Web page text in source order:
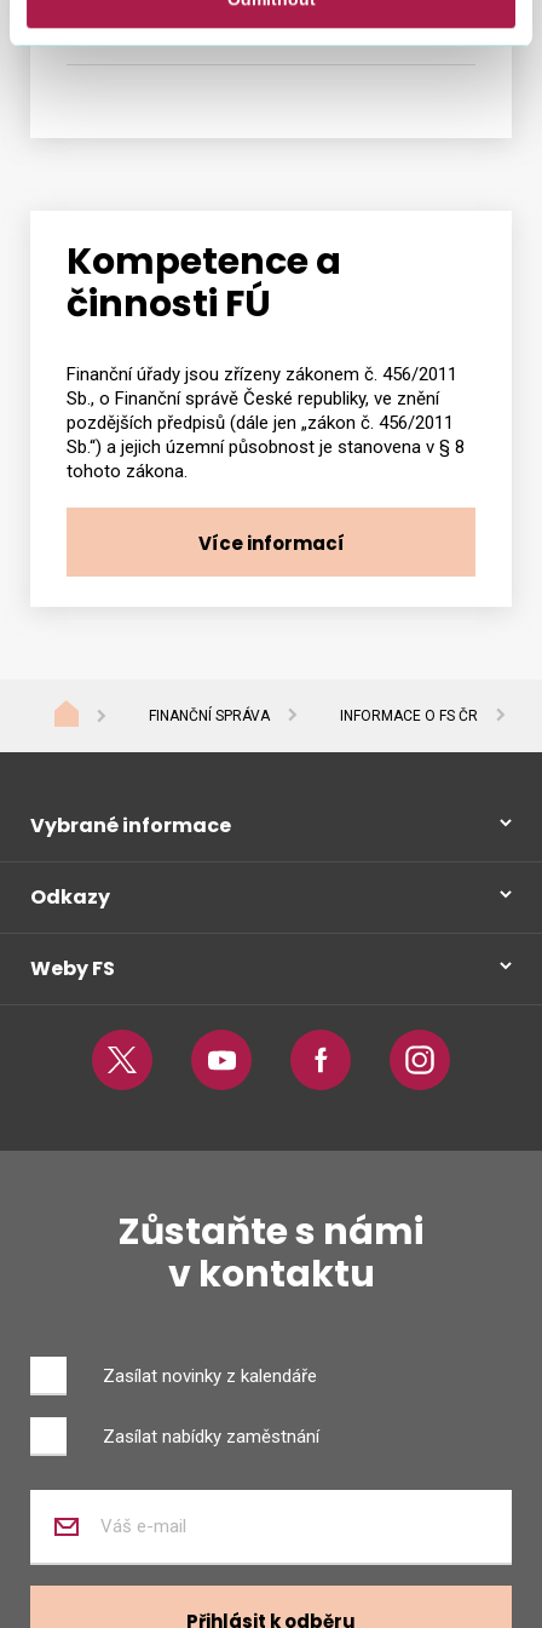
Kompetence a
činnosti FÚ
Finanční úřady jsou zřízeny zákonem č. 456/2011
Sb., o Finanční správě České republiky, ve znění
pozdějších předpisů (dále jen „zákon č. 456/2011
Sb.“) a jejich územní působnost je stanovena v § 8
tohoto zákona.
Více informací
FINANČNÍ SPRÁVA INFORMACE O FS ČR
Vybrané informace
Odkazy
Weby FS
Twitter Youtube Facebook Instagram
Zůstaňte s námi
v kontaktu
Zasílat novinky z kalendáře
Zasílat nabídky zaměstnání
váš
mail
Přihlásit k odběru